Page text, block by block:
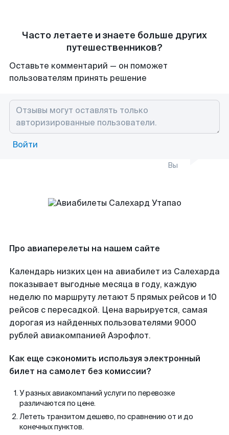
Часто летаете и знаете больше других
путешественников?
Оставьте комментарий — он поможет
пользователям принять решение
Войти
Вы
Про авиаперелеты на нашем сайте
Календарь низких цен на авиабилет из Салехарда
показывает выгодные месяца в году, каждую
неделю по маршруту летают 5 прямых рейсов и 10
рейсов с пересадкой. Цена варьируется, самая
дорогая из найденных пользователями 9000
рублей авиакомпанией Аэрофлот.
Как еще сэкономить используя электронный
билет на самолет без комиссии?
У разных авиакомпаний услуги по перевозке
различаются по цене.
Лететь транзитом дешево, по сравнению от и до
конечных пунктов.